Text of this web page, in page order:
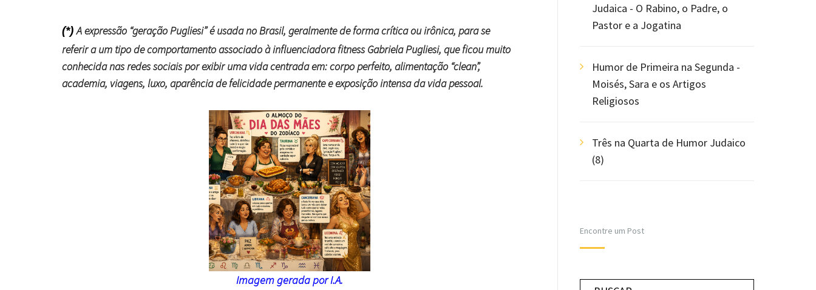
(*)A expressão “geração Pugliesi” é usada no Brasil, geralmente de forma crítica ou irônica, para se
referir a um tipo de comportamento associado à influenciadora fitnessGabriela Pugliesi, que ficou muito
conhecida nas redes sociais por exibir uma vida centrada em: corpo perfeito, alimentação “clean”,
academia, viagens, luxo, aparência de felicidade permanente e exposição intensa da vida pessoal.
Imagem gerada por I.A.
Judaica - O Rabino, o Padre, o
Pastor e a Jogatina
Humor de Primeira na Segunda -
Moisés, Sara e os Artigos
Religiosos
Três na Quarta de Humor Judaico
(8)
Encontre um Post